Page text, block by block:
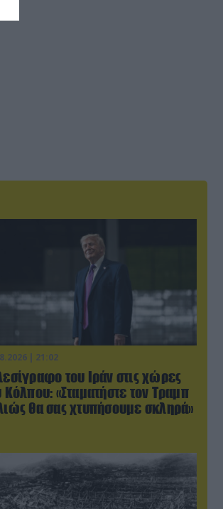
| 21:02
του Ιράν στις χώρες
Κόλπου: «Σταματήστε τον Τραμπ
θα σας χτυπήσουμε σκληρά»